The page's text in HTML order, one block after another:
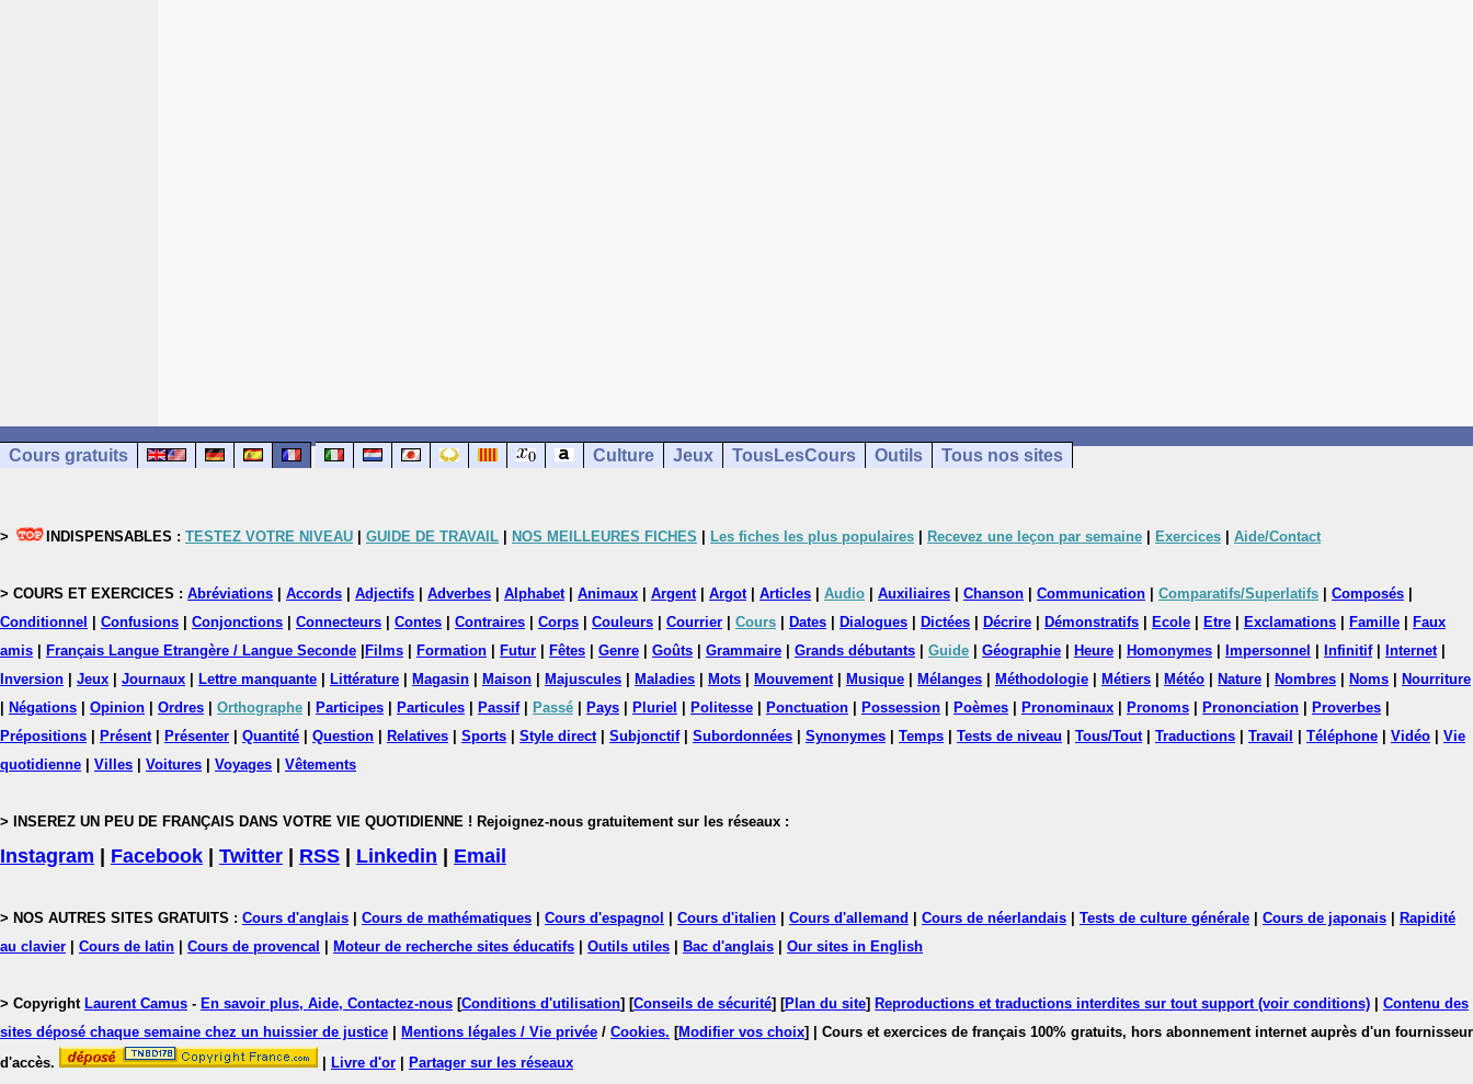
Cours gratuits Culture Jeux TousLesCours Outils Tous nos sites
> INDISPENSABLES : TESTEZ VOTRE NIVEAU GUIDE DE TRAVAIL NOS MEILLEURES FICHES Les fiches les plus populaires Recevez une leçon par semaine Exercices Aide/Contact
> COURS ET EXERCICES : Abréviations Accords Adjectifs Adverbes Alphabet| Animaux Argent| Argot| Articles Audio Auxiliaires Chanson Communication Comparatifs/Superlatifs Composés
Conditionnel
Confusions Conjonctions Connecteurs Contes Contraires Corps Couleurs Courrier Cours Dates Dialogues Dictées Décrire Démonstratifs Ecole Etre Exclamations Famille
Faux
amis
Français Langue Etrangère / Langue Seconde Films Formation Futur Fêtes Genre Goûts Grammaire Grands débutants Guide Géographie Heure Homonymes Impersonnel Infinitif| Internet|
Inversion
Jeux Journaux Lettre manquante Littérature Magasin Maison Majuscules Maladies Mots Mouvement| Musique Mélanges Méthodologie Métiers Météo Nature Nombres Noms
Nourriture
Négations Opinion Ordres Orthographe Participes Particules Passif| Passé Pays Pluriel Politesse Ponctuation Possession Poèmes Pronominaux Pronoms Prononciation Proverbes
Prépositions
Présent| Présenter Quantité Question Relatives Sports Style direct| Subjonctif| Subordonnées Synonymes Temps Tests de niveau Tous/Tout| Traductions Travail Téléphone Vidéo
Vie
quotidienne
Villes Voitures Voyages Vêtements
> INSEREZ UN PEU DE FRANÇAIS DANS VOTRE VIE QUOTIDIENNE ! Rejoignez-nous gratuitement sur les réseaux :
Instagram Facebook Twitter RSS Linkedin Email
> NOS AUTRES SITES GRATUITS : Cours d'anglais Cours de mathématiques Cours d'espagnol Cours d'italien Cours d'allemand Cours de néerlandais Tests de culture générale Cours de japonais
Rapidité
au clavier
Cours de latin Cours de provencal Moteur de recherche sites éducatifs Outils utiles Bac d'anglais Our sites in English
> Copyright Laurent Camus - En savoir plus, Aide, Contactez-nous [Conditions d'utilisation] [Conseils de sécurité] [Plan du site] Reproductions et traductions interdites sur tout support (voir conditions)
Contenu des
sites déposé chaque semaine chez un huissier de justice
Mentions légales / Vie privée / Cookies. [Modifier vos choix]
| Cours et exercices de français 100% gratuits, hors abonnement internet auprès d'un fournisseur
d'accès.
Livre d'or Partager sur les réseaux